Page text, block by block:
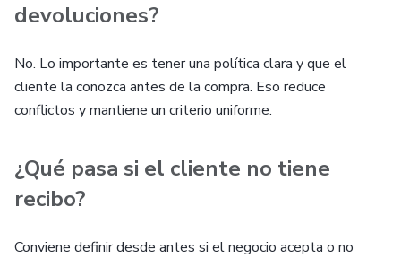
devoluciones?
No. Lo importante es tener una política clara y que el
cliente la conozca antes de la compra. Eso reduce
conflictos y mantiene un criterio uniforme.
¿Qué pasa si el cliente no tiene
recibo?
Conviene definir desde antes si el negocio acepta o no